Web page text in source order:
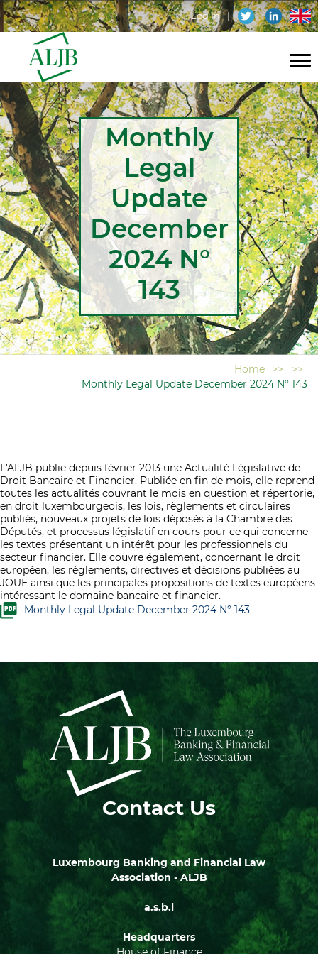
Skip
to
content
Menu
de
l'utilisateur
Log in en
Navigation
principaleMonthly
Legal
Update
December
2024 N°
143
Home >>
>>
Monthly Legal Update December 2024 N° 143
L'ALJB publie depuis février 2013 une Actualité Législative de
Droit Bancaire et Financier. Publiée en fin de mois, elle reprend
toutes les actualités couvrant le mois en question et répertorie,
en droit luxembourgeois, les lois, règlements et circulaires
publiés, nouveaux projets de lois déposés à la Chambre des
Députés, et processus législatif en cours pour ce qui concerne
les textes présentant un intérêt pour les professionnels du
secteur financier. Elle couvre également, concernant le droit
européen, les règlements, directives et décisions publiées au
JOUE ainsi que les principales propositions de textes européens
intéressant le domaine bancaire et financier.
Monthly Legal Update December 2024 N° 143
Contact Us
Luxembourg Banking and Financial Law
Association - ALJB
a.s.b.l
Headquarters